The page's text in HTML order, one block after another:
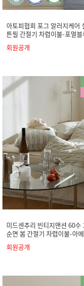
아토피협회 포그 알러지케어
튼필 간절기 차렵이불-포멀
Q/K)
회원공개
미드센추리 빈티지맨션 60수
순면 봄 간절기 차렵이불-아
티지(SS/Q/K)
회원공개